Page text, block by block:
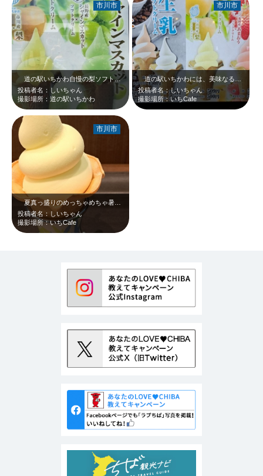
道の駅いちかわ自慢の梨ソフトクリーム以外に、今は限定でシャインマスカットのス…
投稿者名：しいちゃん
撮影場所：道の駅いちかわ
市川市
投稿者名：しいちゃん
撮影場所：いちCafe
市川市
夏真っ盛りのめっちゃめちゃ暑い時にいただいた「いちCafe」の「梨ソフトクリ…
投稿者名：しいちゃん
撮影場所：いちCafe
市川市